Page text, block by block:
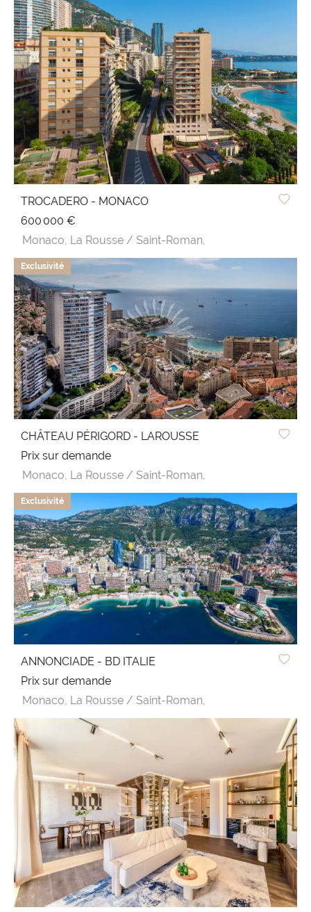
TROCADERO - MONACO
600 000 €
Monaco, La Rousse / Saint-Roman,
Exclusivité
CHÂTEAU PÉRIGORD - LAROUSSE
Prix sur demande
Monaco, La Rousse / Saint-Roman,
Exclusivité
ANNONCIADE - BD ITALIE
Prix sur demande
Monaco, La Rousse / Saint-Roman,